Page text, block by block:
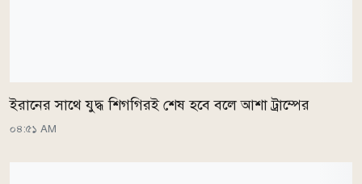
ইরানের সাথে যুদ্ধ শিগগিরই শেষ হবে বলে আশা ট্রাম্পের
০৪:৫১ AM